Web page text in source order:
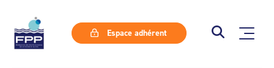
Espace adhérent